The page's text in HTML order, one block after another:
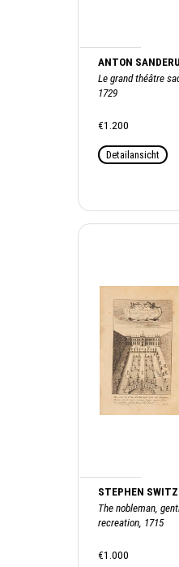
ANTON
Le grand théâtre
1729
€1.200
Detailansicht
STEPHEN
The nobleman,
recreation, 1715
€1.000